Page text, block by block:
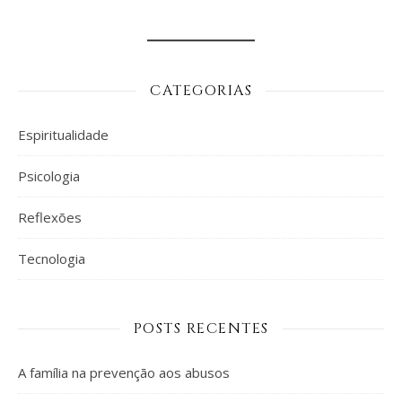
CATEGORIAS
Espiritualidade
Psicologia
Reflexões
Tecnologia
POSTS RECENTES
A família na prevenção aos abusos